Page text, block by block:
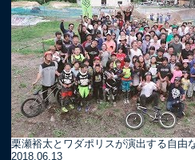
栗瀬裕太とワダポリスが演出する自由
2018.06.13